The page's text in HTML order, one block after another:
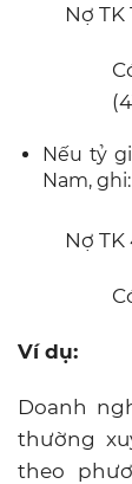
Nợ
Nếu tỷ
Nam, ghi:
Nợ TK
Ví dụ:
Doanh
thường
theo